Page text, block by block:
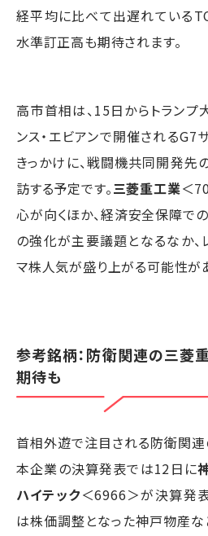
経平均に比べて出遅れている
水準訂正高も期待されます。
高市首相は、15日からトラン
ンス・エビアンで開催されるG7
きっかけに、戦闘機共同開発先
訪する予定です。三菱重工業＜
心が向くほか、経済安全保障で
の強化が主要議題となるなか、
マ株人気が盛り上がる可能性が
参考銘柄：防衛関連の三菱
期待も
首相外遊で注目される防衛関連
本企業の決算発表では12日に
ハイテック＜6966＞が決算発
は株価調整となった神戸物産